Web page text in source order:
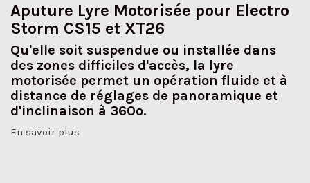
Aputure Lyre Motorisée pour Electro
Storm CS15 et XT26
Qu'elle soit suspendue ou installée dans
des zones difficiles d'accès, la lyre
motorisée permet un opération fluide et à
distance de réglages de panoramique et
d'inclinaison à 360º.
En savoir plus